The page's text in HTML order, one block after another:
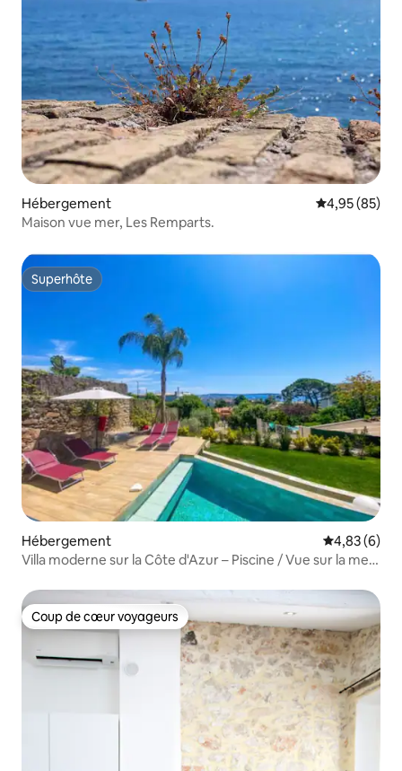
Hébergement Évaluation
4,95 (85)
Maison vue mer, Les Remparts.
Superhôte
Superhôte
Hébergement Évaluation
4,83 (6)
Villa moderne sur la Côte d'Azur – Piscine / Vue sur la mer
Coup de cœur voyageurs
Coup de cœur voyageurs